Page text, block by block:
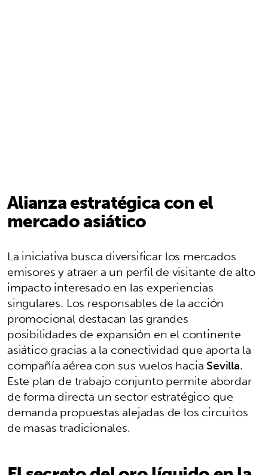
Alianza estratégica con el
mercado asiático
La iniciativa busca diversificar los mercados
emisores y atraer a un perfil de visitante de alto
impacto interesado en las experiencias
singulares. Los responsables de la acción
promocional destacan las grandes
posibilidades de expansión en el continente
asiático gracias a la conectividad que aporta la
compañía aérea con sus vuelos haciaSevilla.
Este plan de trabajo conjunto permite abordar
de forma directa un sector estratégico que
demanda propuestas alejadas de los circuitos
de masas tradicionales.